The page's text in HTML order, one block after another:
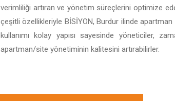
verimliliği artıran ve yönetim süreçlerini optimize
çeşitli özellikleriyle BİSİYON, Burdur ilinde
kullanımı kolay yapısı sayesinde yöneticiler,
apartman/site yönetiminin kalitesini artırabilirler.